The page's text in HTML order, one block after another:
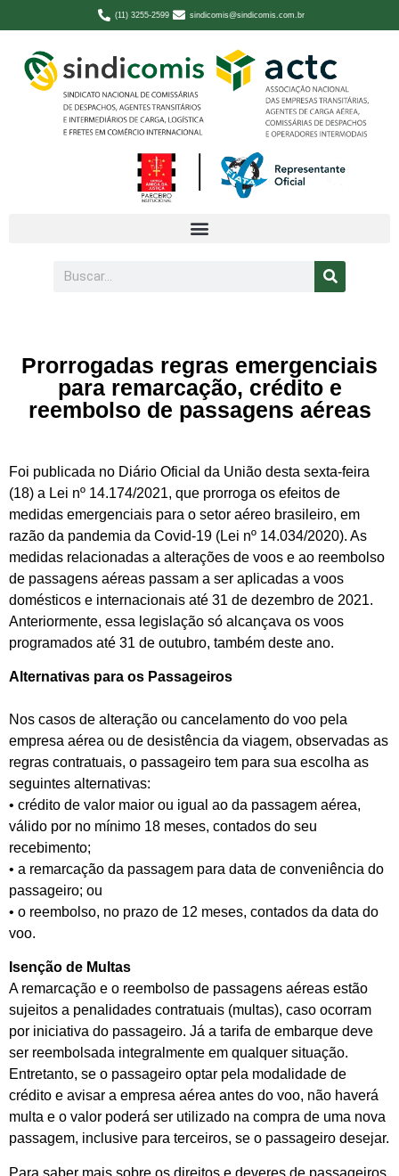
(11) 3255-2599 sindicomis@sindicomis.com.br
Prorrogadas regras emergenciais
para remarcação, crédito e
reembolso de passagens aéreas
Foi publicada no Diário Oficial da União desta sexta-feira
(18) a Lei nº 14.174/2021, que prorroga os efeitos de
medidas emergenciais para o setor aéreo brasileiro, em
razão da pandemia da Covid-19 (Lei nº 14.034/2020). As
medidas relacionadas a alterações de voos e ao reembolso
de passagens aéreas passam a ser aplicadas a voos
domésticos e internacionais até 31 de dezembro de 2021.
Anteriormente, essa legislação só alcançava os voos
programados até 31 de outubro, também deste ano.
Alternativas para os Passageiros
Nos casos de alteração ou cancelamento do voo pela
empresa aérea ou de desistência da viagem, observadas as
regras contratuais, o passageiro tem para sua escolha as
seguintes alternativas:
• crédito de valor maior ou igual ao da passagem aérea,
válido por no mínimo 18 meses, contados do seu
recebimento;
• a remarcação da passagem para data de conveniência do
passageiro; ou
• o reembolso, no prazo de 12 meses, contados da data do
voo.
Isenção de Multas
A remarcação e o reembolso de passagens aéreas estão
sujeitos a penalidades contratuais (multas), caso ocorram
por iniciativa do passageiro. Já a tarifa de embarque deve
ser reembolsada integralmente em qualquer situação.
Entretanto, se o passageiro optar pela modalidade de
crédito e avisar a empresa aérea antes do voo, não haverá
multa e o valor poderá ser utilizado na compra de uma nova
passagem, inclusive para terceiros, se o passageiro desejar.
Para saber mais sobre os direitos e deveres de passageiros